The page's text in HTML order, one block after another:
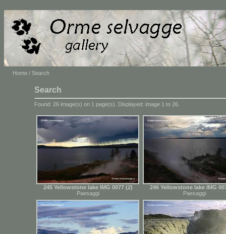
Home / Search
Search
Found: 26 image(s) on 1 page(s). Displayed: image 1 to 26.
245 Yellowstone lake IMG 0077 (2)
Paesaggi
246 Yellowstone lake IMG
Paesaggi